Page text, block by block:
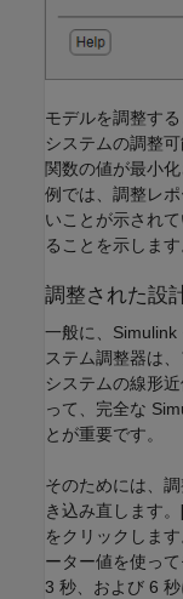
モデルを調整す
システムの調整
関数の値が最小
例では、調整レ
いことが示され
ることを示します
調整された設
一般に、Simulink
ステム調整器は
システムの線形
って、完全な
とが重要です。
そのためには、
き込み直します。
をクリックしま
ーター値を使っ
3 秒、および 6